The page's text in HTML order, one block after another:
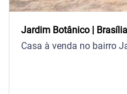
Jardim Botânico | Brasília
Casa à venda no bairro